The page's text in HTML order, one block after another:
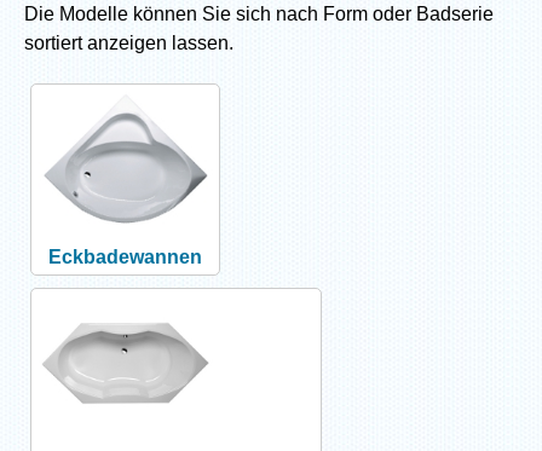
Die Modelle können Sie sich nach Form oder Badserie
sortiert anzeigen lassen.
Eckbadewannen